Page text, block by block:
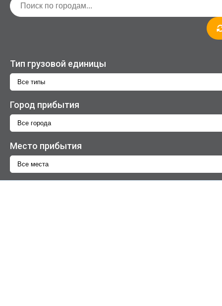
Тип грузовой единицы
Город прибытия
Место прибытия